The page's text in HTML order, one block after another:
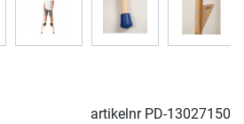
artikelnr PD-13027150